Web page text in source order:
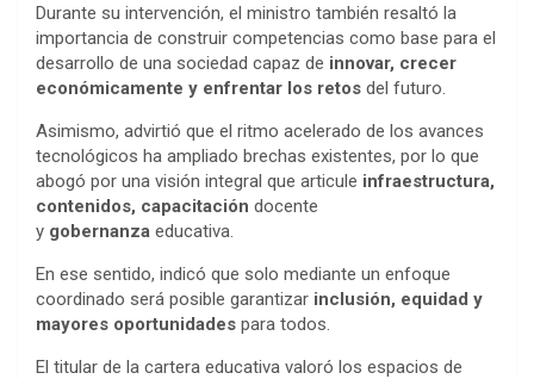
Durante su intervención, el ministro también resaltó la
importancia de construir competencias como base para el
desarrollo de una sociedad capaz de innovar, crecer
económicamente y enfrentar los retos del futuro.
Asimismo, advirtió que el ritmo acelerado de los avances
tecnológicos ha ampliado brechas existentes, por lo que
abogó por una visión integral que articule infraestructura,
contenidos, capacitación docente
y gobernanza educativa.
En ese sentido, indicó que solo mediante un enfoque
coordinado será posible garantizar inclusión, equidad y
mayores oportunidades para todos.
El titular de la cartera educativa valoró los espacios de